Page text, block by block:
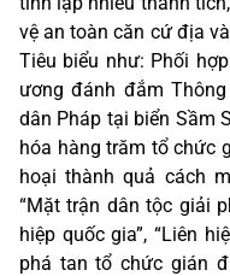
vệ an toàn căn cứ địa
Tiêu biểu như: Phối
ương đánh đắm
dân Pháp tại biển Sầm
hóa hàng trăm tổ chức
hoại thành quả cách
“Mặt trận dân tộc giải
hiệp quốc gia”, “Liên
phá tan tổ chức gián